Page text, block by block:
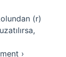
(r)
›